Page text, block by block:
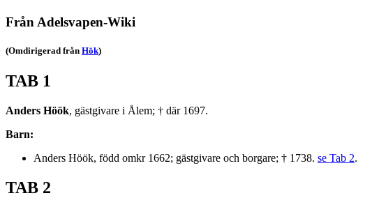
Från Adelsvapen-Wiki
(Omdirigerad från Hök)
TAB 1
Anders Höök, gästgivare i Ålem; † där 1697.
Barn:
Anders Höök, född omkr 1662; gästgivare och borgare; † 1738. se Tab 2.
TAB 2